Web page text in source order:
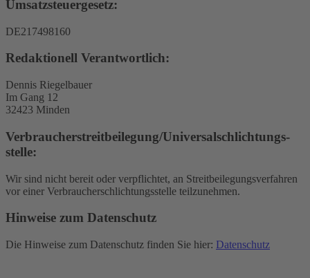
Umsatzsteuergesetz:
DE217498160
Redaktionell Verantwortlich:
Dennis Riegelbauer
Im Gang 12
32423 Minden
Verbraucher­streit­beilegung/Universal­schlichtungs­
stelle:
Wir sind nicht bereit oder verpflichtet, an Streitbeilegungsverfahren
vor einer Verbraucherschlichtungsstelle teilzunehmen.
Hinweise zum Datenschutz
Die Hinweise zum Datenschutz finden Sie hier: Datenschutz